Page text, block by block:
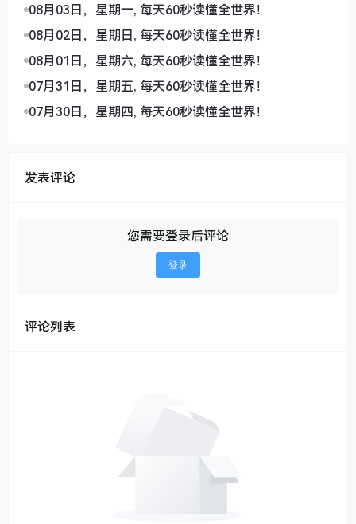
08月03日，星期一, 每天60秒读懂全世界！
08月02日，星期日, 每天60秒读懂全世界！
08月01日，星期六, 每天60秒读懂全世界！
07月31日，星期五, 每天60秒读懂全世界！
07月30日，星期四, 每天60秒读懂全世界！
发表评论
您需要登录后评论
登录
评论列表